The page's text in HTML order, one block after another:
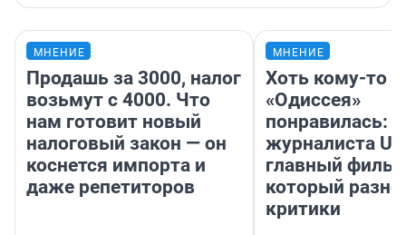
МНЕНИЕ
Продашь за 3000, налог
возьмут с 4000. Что
нам готовит новый
налоговый закон — он
коснется импорта и
даже репетиторов
МНЕНИЕ
Хоть кому-то
«Одиссея»
понравилась:
журналиста
главный
который
критики